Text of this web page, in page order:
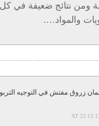
ومن نتائج ضعيفة في كل
والمواد….
زروق مفتش في التوجيه